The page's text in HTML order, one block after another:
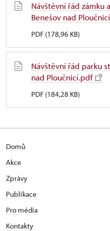
Návštěvní řád zámku
Benešov nad
PDF (178,96 KB)
Návštěvní řád parku
nad Ploučnicí.pdf
PDF (184,28 KB)
Domů
Akce
Zprávy
Publikace
Pro média
Kontakty